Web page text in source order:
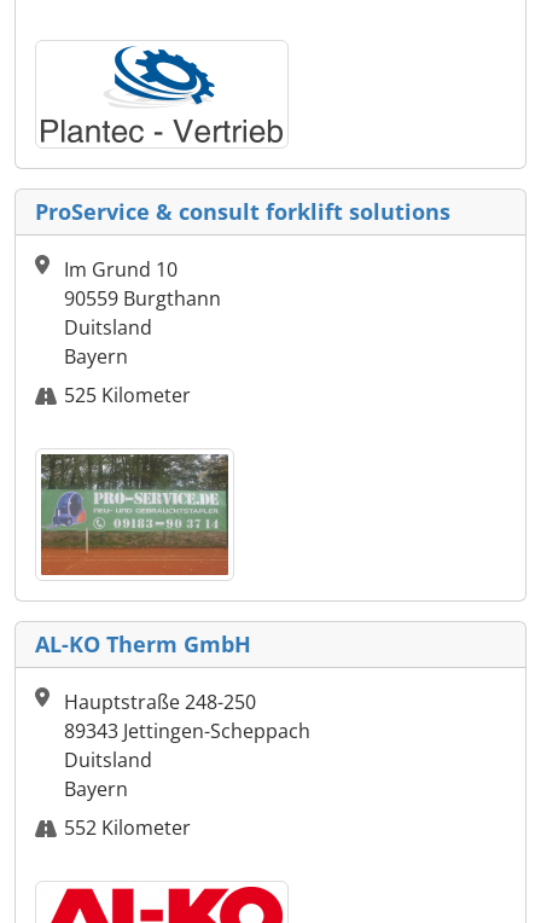
ProService & consult forklift solutions
Im Grund 10
90559 Burgthann
Duitsland
Bayern
525 Kilometer
AL-KO Therm GmbH
Hauptstraße 248-250
89343 Jettingen-Scheppach
Duitsland
Bayern
552 Kilometer